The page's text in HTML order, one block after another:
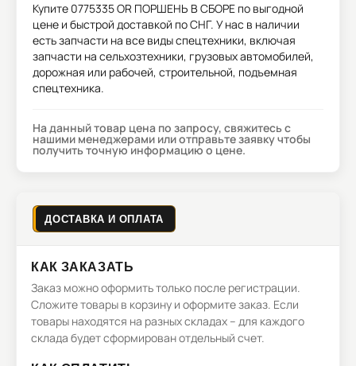
Купите 0775335 OR ПОРШЕНЬ В СБОРЕ по выгодной
цене и быстрой доставкой по СНГ. У нас в наличии
есть запчасти на все виды спецтехники, включая
запчасти на сельхозтехники, грузовых автомобилей,
дорожная или рабочей, строительной, подъемная
спецтехника.
На данный товар цена по запросу, свяжитесь с
нашими менеджерами или отправьте заявку чтобы
получить точную информацию о цене.
ДОСТАВКА И ОПЛАТА
КАК ЗАКАЗАТЬ
Заказ можно оформить только после регистрации.
Сложите товары в корзину и оформите заказ. Если
товары находятся на разных складах – для каждого
склада будет сформирован отдельный счет.